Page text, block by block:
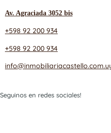
Av. Agraciada 3052 bis
+598 92 200 934
+598 92 200 934
Seguinos en redes sociales!